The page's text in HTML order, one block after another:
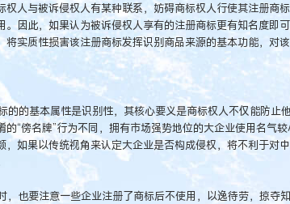
权人与被诉侵权人有某种联系，妨碍商标权人行使其注册商
。因此，如果认为被诉侵权人享有的注册商标更有知名度即
将实质性损害该注册商标发挥识别商品来源的基本功能，对
的的基本属性是识别性，其核心要义是商标权人不仅能防止
的“傍名牌”行为不同，拥有市场强势地位的大企业使用名气
，如果以传统视角来认定大企业是否构成侵权，将不利于对
，也要注意一些企业注册了商标后不使用，以逸待劳，掠夺